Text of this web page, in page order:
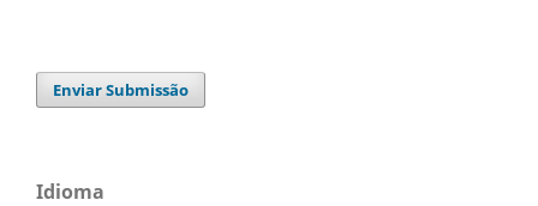
Enviar Submissão
Idioma